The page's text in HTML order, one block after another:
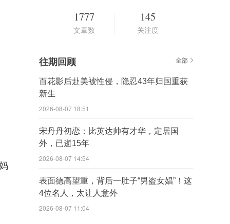
1777
文章数
145
关注度
往期回顾 全部
百花影后赴美被性侵，隐忍43年归国重获
新生
2026-08-07 18:51
宋丹丹初恋：比英达帅有才华，定居国
外，已逝15年
2026-08-07 14:54
表面德高望重，背后一肚子“男盗女娼”！这
4位名人，太让人意外
2026-08-07 11:04